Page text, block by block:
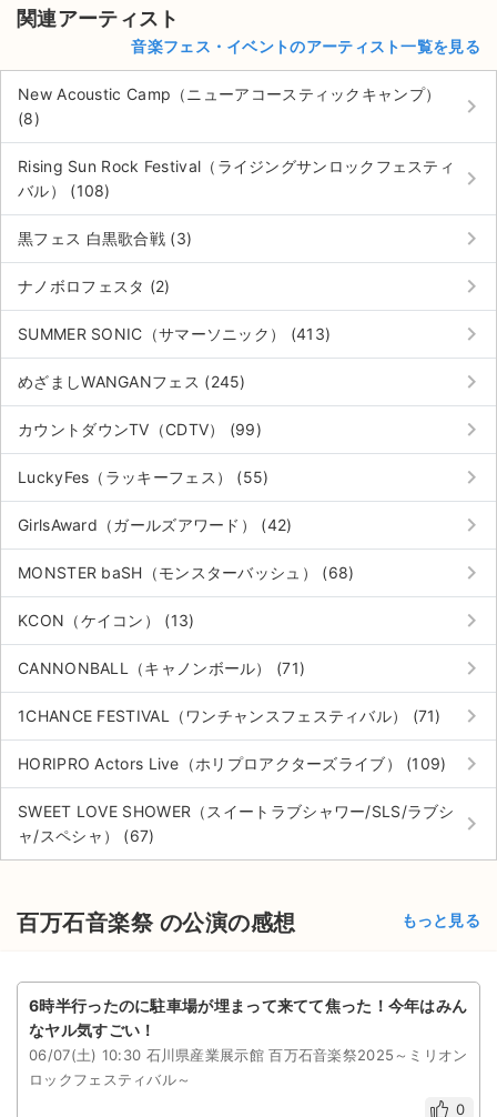
関連アーティスト
音楽フェス・イベントのアーティスト一覧を見る
New Acoustic Camp（ニューアコースティックキャンプ）
(8)
keyboard_arrow_right
Rising Sun Rock Festival（ライジングサンロックフェスティ
バル） (108)
keyboard_arrow_right
黒フェス 白黒歌合戦 (3) keyboard_arrow_right
ナノボロフェスタ (2) keyboard_arrow_right
SUMMER SONIC（サマーソニック） (413) keyboard_arrow_right
めざましWANGANフェス (245) keyboard_arrow_right
カウントダウンTV（CDTV） (99) keyboard_arrow_right
LuckyFes（ラッキーフェス） (55) keyboard_arrow_right
GirlsAward（ガールズアワード） (42) keyboard_arrow_right
MONSTER baSH（モンスターバッシュ） (68) keyboard_arrow_right
KCON（ケイコン） (13) keyboard_arrow_right
CANNONBALL（キャノンボール） (71) keyboard_arrow_right
1CHANCE FESTIVAL（ワンチャンスフェスティバル） (71) keyboard_arrow_right
HORIPRO Actors Live（ホリプロアクターズライブ） (109) keyboard_arrow_right
SWEET LOVE SHOWER（スイートラブシャワー/SLS/ラブシ
ャ/スペシャ） (67)
keyboard_arrow_right
百万石音楽祭 の公演の感想 もっと見る
6時半行ったのに駐車場が埋まって来てて焦った！今年はみん
なヤル気すごい！
06/07(土) 10:30 石川県産業展示館 百万石音楽祭2025～ミリオン
ロックフェスティバル～
0